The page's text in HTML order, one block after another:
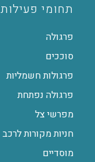
תחומי פעילות
פרגולה
סוככים
פרגולות חשמליות
פרגולה נפתחת
מפרשי צל
חניות מקורות לרכב
מוסדיים